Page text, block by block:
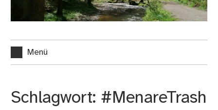
Menü
Schlagwort: #MenareTrash